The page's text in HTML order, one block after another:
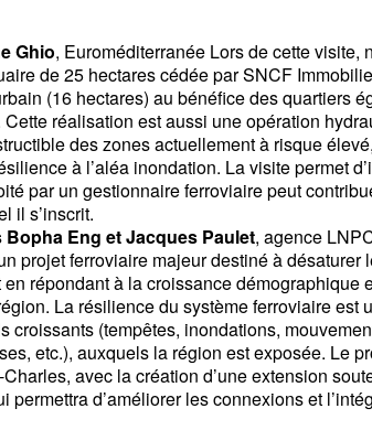
Ghio, Euroméditerranée Lors de cette visite,
de 25 hectares cédée par SNCF
(16 hectares) au bénéfice des quartiers
réalisation est aussi une opération
des zones actuellement à risque
à l’aléa inondation. La visite permet
par un gestionnaire ferroviaire peut
il s’inscrit.
Bopha Eng et Jacques Paulet, agence
projet ferroviaire majeur destiné à désaturer
répondant à la croissance démographique
La résilience du système ferroviaire est
croissants (tempêtes, inondations,
etc.), auxquels la région est exposée. Le
avec la création d’une extension
d’améliorer les connexions et